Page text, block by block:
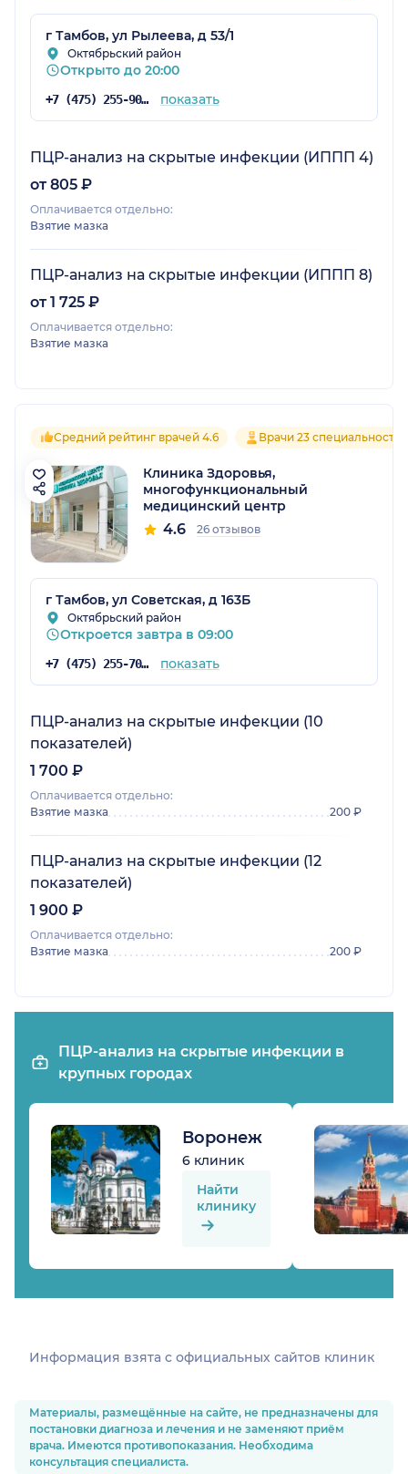
г Тамбов, ул Рылеева, д 53/1
Октябрьский район
Открыто до 20:00
+7 (475) 255-90-99 показать
ПЦР-анализ на скрытые инфекции (ИППП 4)
от 805 ₽
Оплачивается отдельно:
Взятие мазка
ПЦР-анализ на скрытые инфекции (ИППП 8)
от 1 725 ₽
Оплачивается отдельно:
Взятие мазка
Средний рейтинг врачей 4.6 Врачи 23 специальностей
Клиника Здоровья,
многофункциональный
медицинский центр
4.6 26 отзывов
г Тамбов, ул Советская, д 163Б
Октябрьский район
Откроется завтра в 09:00
+7 (475) 255-70-72 показать
ПЦР-анализ на скрытые инфекции (10
показателей)
1 700 ₽
Оплачивается отдельно:
Взятие мазка
200 ₽
ПЦР-анализ на скрытые инфекции (12
показателей)
1 900 ₽
Оплачивается отдельно:
Взятие мазка
200 ₽
ПЦР-анализ на скрытые инфекции в
крупных городах
Воронеж
6 клиник
Найти
клинику
Информация взята c официальных сайтов клиник
Материалы, размещённые на сайте, не предназначены для
постановки диагноза и лечения и не заменяют приём
врача. Имеются противопоказания. Необходима
консультация специалиста.